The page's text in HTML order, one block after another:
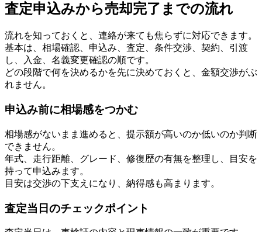
査定申込みから売却完了までの流れ
流れを知っておくと、連絡が来ても焦らずに対応できます。
基本は、相場確認、申込み、査定、条件交渉、契約、引渡
し、入金、名義変更確認の順です。
どの段階で何を決めるかを先に決めておくと、金額交渉がぶ
れません。
申込み前に相場感をつかむ
相場感がないまま進めると、提示額が高いのか低いのか判断
できません。
年式、走行距離、グレード、修復歴の有無を整理し、目安を
持って申込みます。
目安は交渉の下支えになり、納得感も高まります。
査定当日のチェックポイント